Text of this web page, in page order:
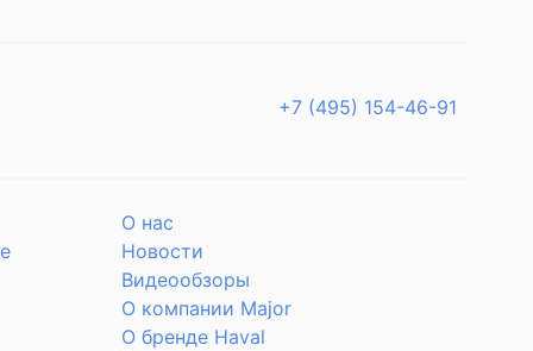
+7 (495) 154-46-91
О нас
Новости
Видеообзоры
О компании Major
О бренде Haval